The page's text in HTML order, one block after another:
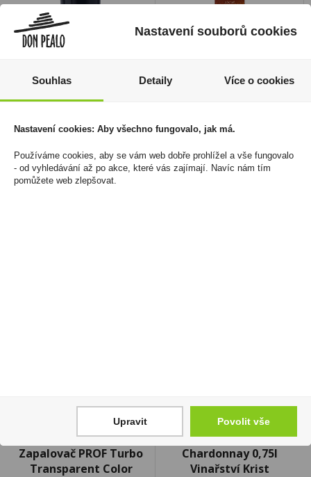
Káva Davidoff Origins
169 Kč
Cena za:1 ks
Elektronická cigareta
jednorázová Vuse Go
1000 Pen Mild Tobacco
18mg/ml
Zapalovač PROF Turbo
Transparent Color
Chardonnay 0,75l
Vinařství Krist
Nastavení souborů cookies
Souhlas Detaily Více o cookies
Nastavení cookies: Aby všechno fungovalo, jak má.
Používáme cookies, aby se vám web dobře prohlížel a vše fungovalo
- od vyhledávání až po akce, které vás zajímají. Navíc nám tím
pomůžete web zlepšovat.
Upravit Povolit vše